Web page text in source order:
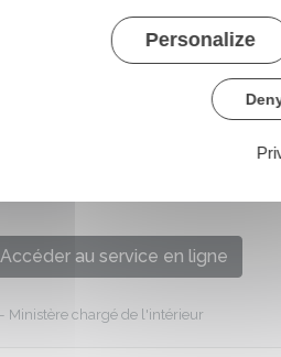
de passer les examens.
par le service compétent, de
auto-école peut également
la communication d'un
Accéder au service en ligne
Ministère chargé de l'intérieur
Personalize